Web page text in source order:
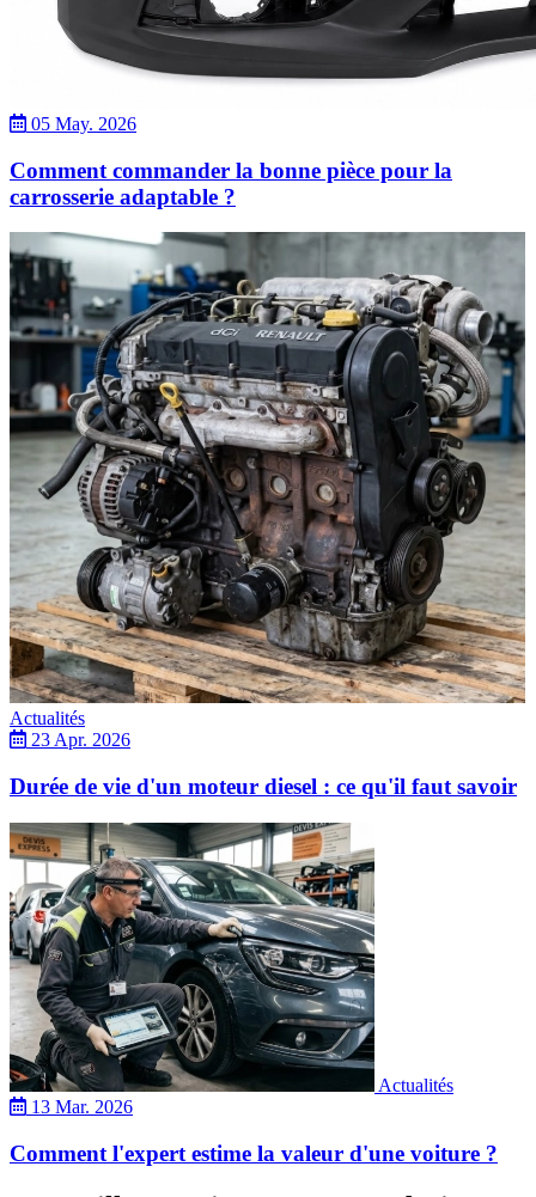
05 May. 2026
Comment commander la bonne pièce pour la
carrosserie adaptable ?
Actualités
23 Apr. 2026
Durée de vie d'un moteur diesel : ce qu'il faut savoir
Actualités
13 Mar. 2026
Comment l'expert estime la valeur d'une voiture ?